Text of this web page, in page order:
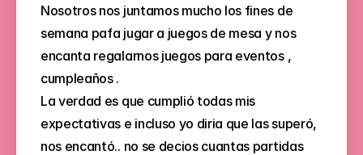
Nosotros nos juntamos mucho los fines de
semana pafa jugar a juegos de mesa y nos
encanta regalarnos juegos para eventos ,
cumpleaños .
La verdad es que cumplió todas mis
expectativas e incluso yo diria que las superó,
nos encantó.. no se decios cuantas partidas